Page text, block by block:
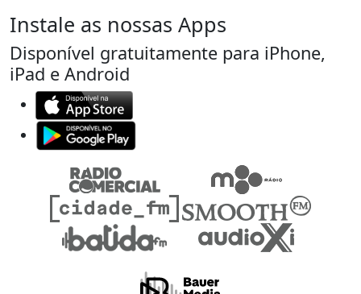
Instale as nossas Apps
Disponível gratuitamente para iPhone,
iPad e Android